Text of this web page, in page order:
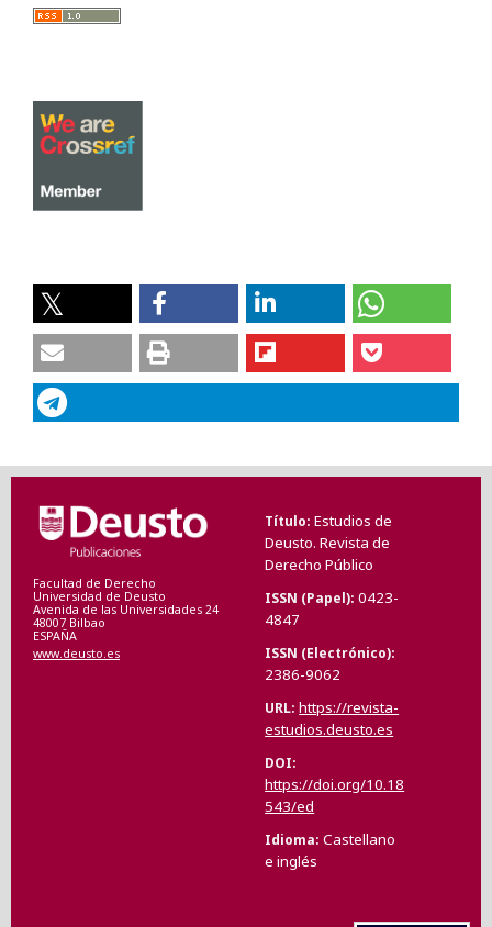
Facultad de Derecho
Universidad de Deusto
Avenida de las Universidades 24
48007 Bilbao
ESPAÑA
www.deusto.es
Título Estudios de
Deusto. Revista de
Derecho Público
ISSN (Papel) 0423-
4847
ISSN (Electrónico)
2386-9062
URL https://revista-
estudios.deusto.es
DOI
https://doi.org/10.18
543/ed
Idioma Castellano
e inglés